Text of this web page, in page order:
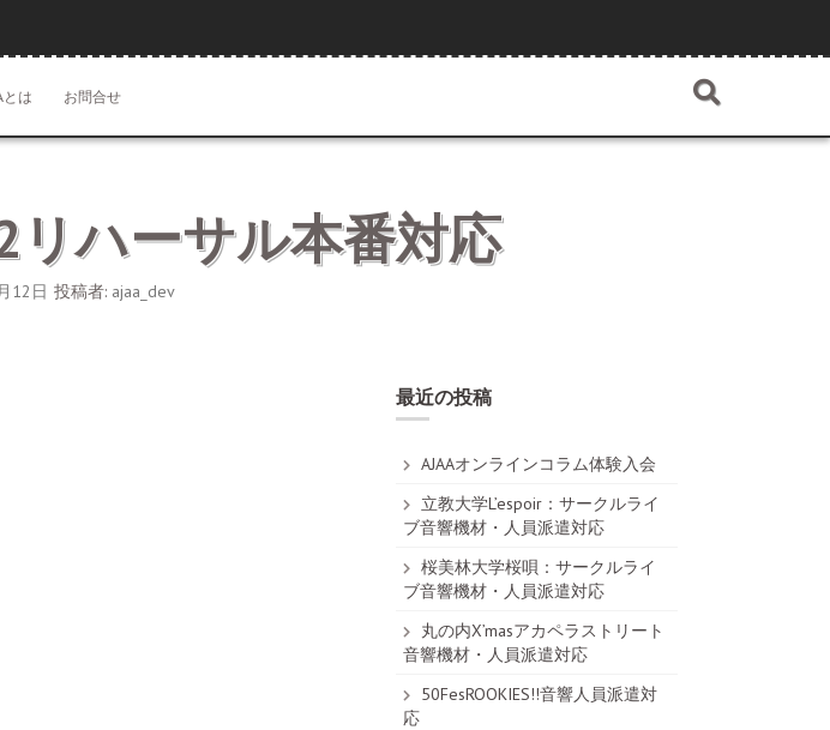
とは お問合せ
リハーサル本番対応
12日 投稿者: ajaa_dev
最近の投稿
AJAAオンラインコラム体験入会
立教大学L’espoir：サークルライ
ブ音響機材・人員派遣対応
桜美林大学桜唄：サークルライ
ブ音響機材・人員派遣対応
丸の内X’masアカペラストリート
音響機材・人員派遣対応
50FesROOKIES!!音響人員派遣対
応